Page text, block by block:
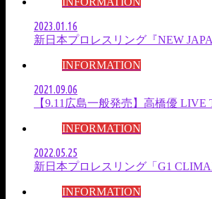
2023.01.16
新日本プロレスリング『NEW
INFORMATION
2021.09.06
【9.11広島一般発売】高橋優
INFORMATION
2022.05.25
新日本プロレスリング「G1
INFORMATION